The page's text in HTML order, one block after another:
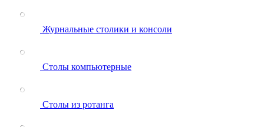
Журнальные столики и консоли
Столы компьютерные
Столы из ротанга